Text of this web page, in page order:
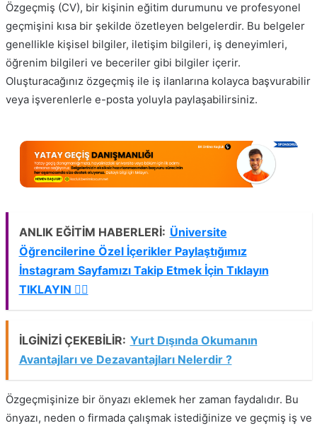
Özgeçmiş (CV), bir kişinin eğitim durumunu ve profesyonel
geçmişini kısa bir şekilde özetleyen belgelerdir. Bu belgeler
genellikle kişisel bilgiler, iletişim bilgileri, iş deneyimleri,
öğrenim bilgileri ve beceriler gibi bilgiler içerir.
Oluşturacağınız özgeçmiş ile iş ilanlarına kolayca başvurabilir
veya işverenlerle e-posta yoluyla paylaşabilirsiniz.
ANLIK EĞİTİM HABERLERİ: Üniversite
Öğrencilerine Özel İçerikler Paylaştığımız
İnstagram Sayfamızı Takip Etmek İçin Tıklayın
TIKLAYIN 👈🏻
İLGİNİZİ ÇEKEBİLİR: Yurt Dışında Okumanın
Avantajları ve Dezavantajları Nelerdir ?
Özgeçmişinize bir önyazı eklemek her zaman faydalıdır. Bu
önyazı, neden o firmada çalışmak istediğinize ve geçmiş iş ve